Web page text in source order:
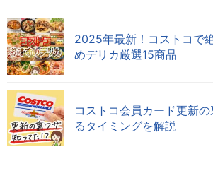
2025年最新！コストコで
めデリカ厳選15商品
コストコ会員カード更新
るタイミングを解説